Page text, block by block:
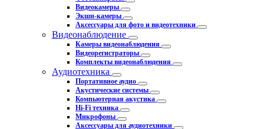
Видеокамеры
Экшн-камеры
Аксессуары для фото и видеотехники
Видеонаблюдение
Камеры видеонаблюдения
Видеорегистраторы
Комплекты видеонаблюдения
Аудиотехника
Портативное аудио
Акустические системы
Компьютерная акустика
Hi-Fi техника
Микрофоны
Аксессуары для аудиотехники